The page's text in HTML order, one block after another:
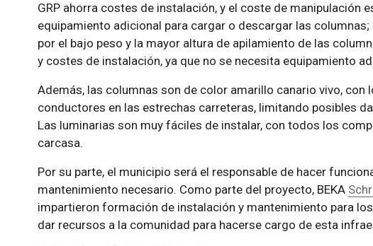
GRP ahorra costes de instalación, y el coste de manipulación
equipamiento adicional para cargar o descargar las
por el bajo peso y la mayor altura de apilamiento de las
y costes de instalación, ya que no se necesita equipamiento
Además, las columnas son de color amarillo canario vivo, con
conductores en las estrechas carreteras, limitando posibles
Las luminarias son muy fáciles de instalar, con todos los
carcasa.
Por su parte, el municipio será el responsable de hacer
mantenimiento necesario. Como parte del proyecto, BEKA
impartieron formación de instalación y mantenimiento para
dar recursos a la comunidad para hacerse cargo de esta